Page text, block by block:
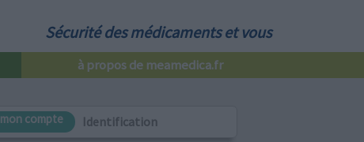
Sécurité des médicaments et vous
à propos de meamedica.fr
mon compte Identification